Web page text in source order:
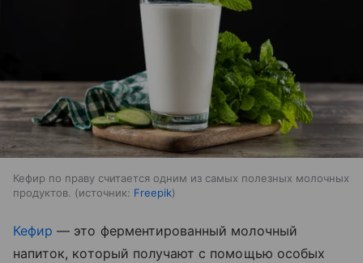
Кефир по праву считается одним из самых полезных молочных
продуктов.
источник: Freepik
Кефир — это ферментированный молочный
напиток, который получают с помощью особых